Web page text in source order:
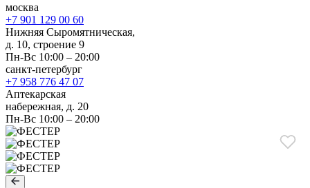
москва
+7 901 129 00 60
Нижняя Сыромятническая,
д. 10, строение 9
Пн-Вс 10:00 – 20:00
санкт-петербург
+7 958 776 47 07
Аптекарская
набережная, д. 20
Пн-Вс 10:00 – 20:00